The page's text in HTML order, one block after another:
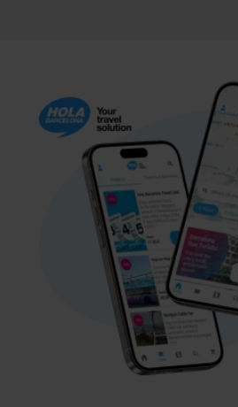
funcionament del web i, per tant,
pots començar a navegar-hi.
nostraPolítica de cookies
.
En qualsevol moment de la
pots modificar la teva selecció de
“Gestor de cookies”, que trobaràs
inferior del web.